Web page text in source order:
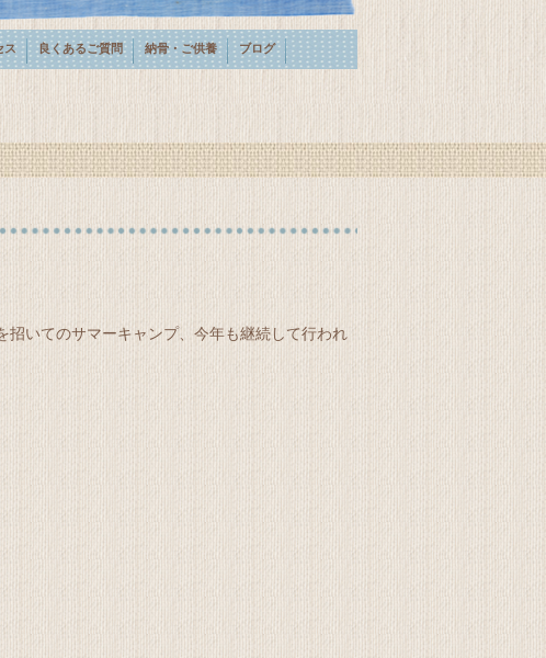
ス 良くあるご質問 納骨・ご供養 ブログ
招いてのサマーキャンプ、今年も継続して行われ